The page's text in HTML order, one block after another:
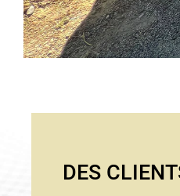
DES